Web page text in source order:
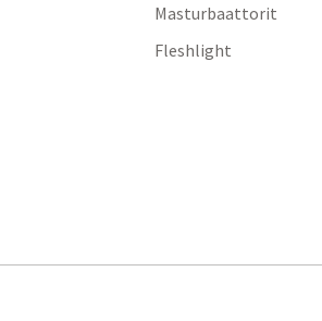
Masturbaattorit
Fleshlight